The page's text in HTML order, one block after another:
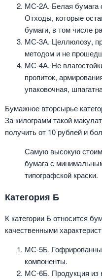
МС-2А. Белая бумага
Отходы, которые
бумаги, в том числе
МС-3А. Целлюлозу,
методом и не
МС-4А. Не
пропиток,
упаковочная,
Бумажное вторсырье
За килограмм такой
получить от 10 рублей и
Самую высокую
бумага с
типографской краски.
Категория Б
К категории Б относится
качественными
МС-5Б.
компоненты.
МС-6Б. Продукция из